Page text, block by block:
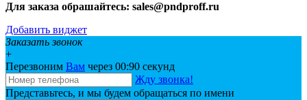
Для заказа обрашайтесь: sales@pndproff.ru
Добавить виджет
Заказать звонок
+
Перезвоним Вам через 00:90 секунд
Жду звонка!
Представьтесь, и мы будем обращаться по имени